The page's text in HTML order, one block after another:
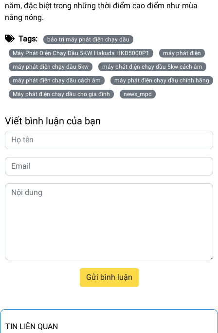
TIN LIÊN QUAN
năm, đặc biệt trong những thời điểm cao điểm như mùa
nắng nóng.
Tags:
bảo trì máy phát điện chạy dầu
Máy Phát Điện Chạy Dầu 5KW Hakuda HKD5000P1
máy phát điện
máy phát điện chạy dầu 5kw
máy phát điện chạy dầu 5kw cách âm
máy phát điện chạy dầu cách âm
máy phát điện chạy dầu chính hãng
Máy phát điện chạy dầu cho gia đình
news_mpd
Viết bình luận của bạn
Gửi bình luận